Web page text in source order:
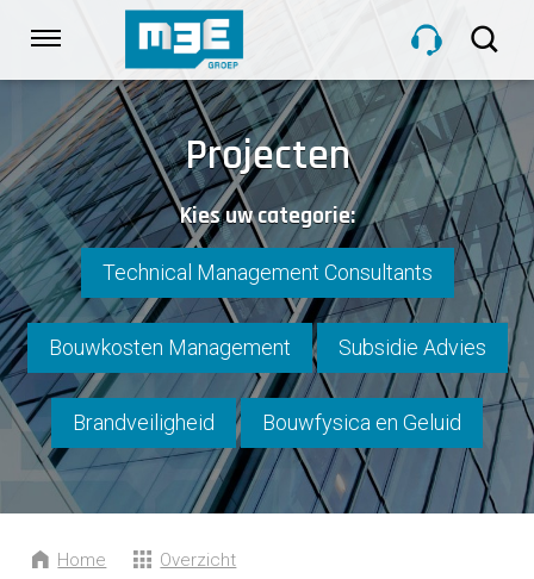
links
Spring
naar
de
inhoud
Spring
naar
navigatie
HOME
DIENSTEN
PROJECTEN
OVER M3E
NIEUWS
CONTACT
Projecten
Kies uw categorie:
Technical Management Consultants
Bouwkosten Management Subsidie Advies
Brandveiligheid Bouwfysica en Geluid
Home Overzicht